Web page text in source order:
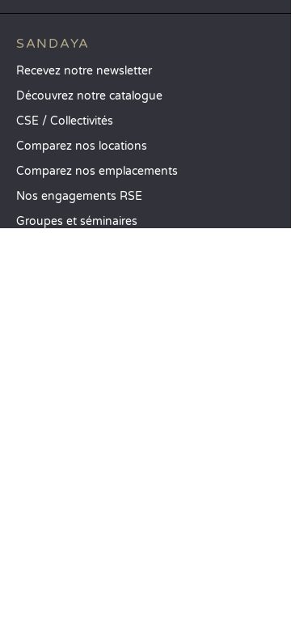
SANDAYA
Recevez notre newsletter
Découvrez notre catalogue
CSE / Collectivités
Comparez nos locations
Comparez nos emplacements
Nos engagements RSE
Groupes et séminaires